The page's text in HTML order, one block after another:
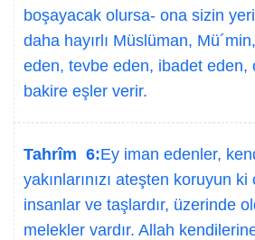
boşayacak olursa- ona sizin
daha hayırlı Müslüman,
eden, tevbe eden, ibadet eden,
bakire eşler verir.
Tahrîm 6:Ey iman edenler,
yakınlarınızı ateşten koruyun ki
insanlar ve taşlardır, üzerinde
melekler vardır. Allah